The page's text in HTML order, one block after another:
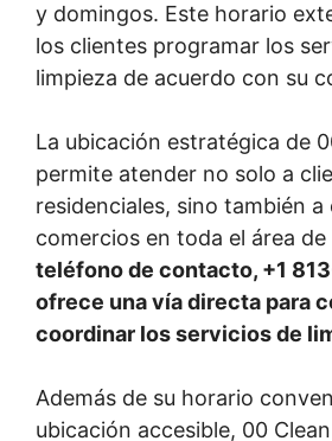
y domingos. Este horario
los clientes programar los
limpieza de acuerdo con su
La ubicación estratégica de
permite atender no solo a
residenciales, sino también a
comercios en toda el área de
teléfono de contacto, +1
ofrece una vía directa para
coordinar los servicios de
Además de su horario
ubicación accesible, 00